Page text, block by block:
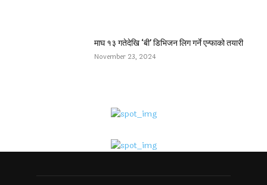
माघ १३ गतेदेखि ‘बी’ डिभिजन लिग गर्ने एन्फाको तयारी
November 23, 2024